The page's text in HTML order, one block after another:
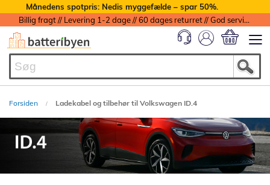
Månedens spotpris: Nedis myggefælde – spar 50%.
Billig fragt // Levering 1-2 dage // 60 dages returret // God service med garanti
Forsiden Ladekabel og tilbehør til Volkswagen ID.4